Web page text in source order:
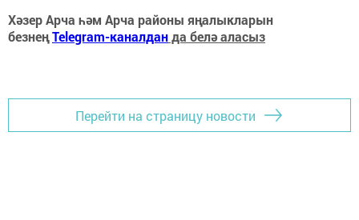
Хәзер Арча һәм Арча районы яңалыкларын
безнеңTelegram-каналданда белә аласыз
Перейти на страницу новости